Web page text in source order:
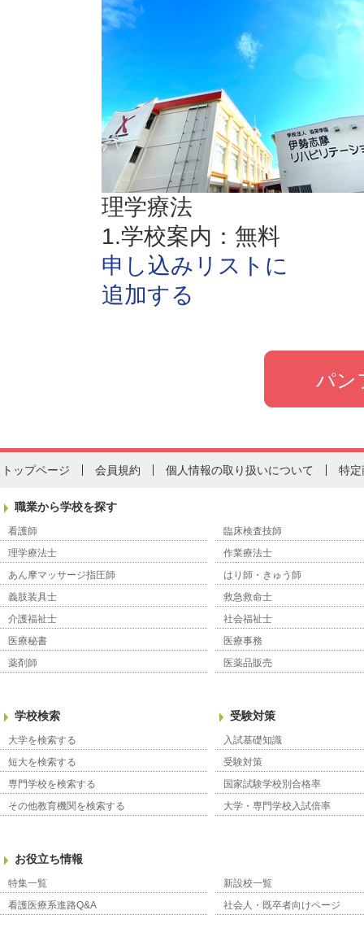
理学療法
1.学校案内：無料
申し込みリストに
追加する
トップページ 会員規約 個人情報の取り扱いについて 特定
職業から学校を探す
看護師
臨床検査技師
理学療法士
作業療法士
あん摩マッサージ指圧師
はり師・きゅう師
義肢装具士
救急救命士
介護福祉士
社会福祉士
医療秘書
医療事務
薬剤師
医薬品販売
学校検索
大学を検索する
短大を検索する
専門学校を検索する
その他教育機関を検索する
受験対策
入試基礎知識
受験対策
国家試験学校別合格率
大学・専門学校入試倍率
お役立ち情報
特集一覧
新設校一覧
看護医療系進路Q&A
社会人・既卒者向けページ